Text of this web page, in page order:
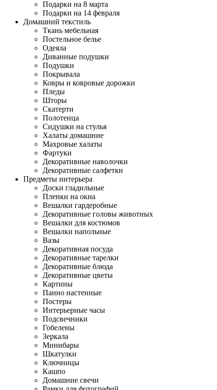
Подарки на 8 марта
Подарки на 14 февраля
Домашний текстиль
Ткань мебельная
Постельное белье
Одеяла
Диванные подушки
Подушки
Покрывала
Ковры и ковровые дорожки
Пледы
Шторы
Скатерти
Полотенца
Сидушки на стулья
Халаты домашние
Махровые халаты
Фартуки
Декоративные наволочки
Декоративные салфетки
Предметы интерьера
Доски гладильные
Пленки на окна
Вешалки гардеробные
Декоративные головы животных
Вешалки для костюмов
Вешалки напольные
Вазы
Декоративная посуда
Декоративные тарелки
Декоративные блюда
Декоративные цветы
Картины
Панно настенные
Постеры
Интерьерные часы
Подсвечники
Гобелены
Зеркала
Минибары
Шкатулки
Ключницы
Кашпо
Домашние свечи